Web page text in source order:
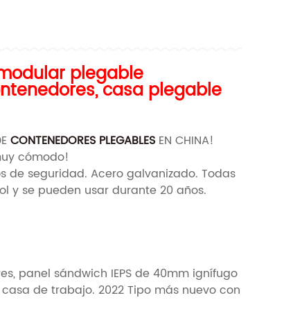
plegable
casa plegable
CONTENEDORES PLEGABLES EN CHINA!
cómodo!
de seguridad. Acero galvanizado. Todas
y se pueden usar durante 20 años.
panel sándwich IEPS de 40mm ignífugo
de trabajo. 2022 Tipo más nuevo con